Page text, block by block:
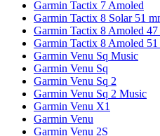
Garmin Tactix 7 Amoled
Garmin Tactix 8 Solar 51
Garmin Tactix 8 Amoled 47
Garmin Tactix 8 Amoled 51
Garmin Venu Sq Music
Garmin Venu Sq
Garmin Venu Sq 2
Garmin Venu Sq 2 Music
Garmin Venu X1
Garmin Venu
Garmin Venu 2S